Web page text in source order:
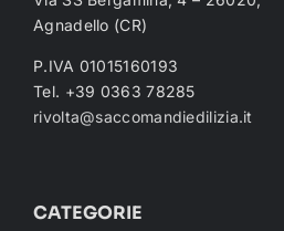
Agnadello (CR)
P.IVA 01015160193
Tel. +39 0363 78285
rivolta@saccomandiedilizia.it
CATEGORIE